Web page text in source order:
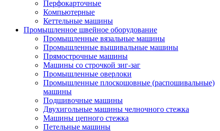
Перфокарточные
Компьютерные
Кеттельные машины
Промышленное швейное оборудование
Промышленные вязальные машины
Промышленные вышивальные машины
Прямострочные машины
Машины со строчкой зиг-заг
Промышленные оверлоки
Промышленные плоскошовные (распошивальные)
машины
Подшивочные машины
Двухигольные машины челночного стежка
Машины цепного стежка
Петельные машины